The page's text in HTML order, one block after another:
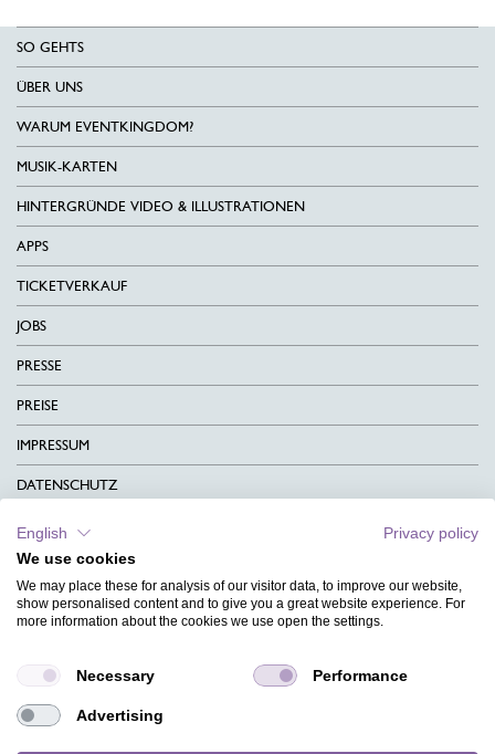
SO GEHTS
ÜBER UNS
WARUM EVENTKINGDOM?
MUSIK-KARTEN
HINTERGRÜNDE VIDEO & ILLUSTRATIONEN
APPS
TICKETVERKAUF
JOBS
PRESSE
PREISE
IMPRESSUM
DATENSCHUTZ
KONTAKT
AGB
CHARITY
MAGAZIN
HILFE
English
Privacy policy
We use cookies
We may place these for analysis of our visitor data, to improve our website,
show personalised content and to give you a great website experience. For
more information about the cookies we use open the settings.
Necessary Performance
Advertising